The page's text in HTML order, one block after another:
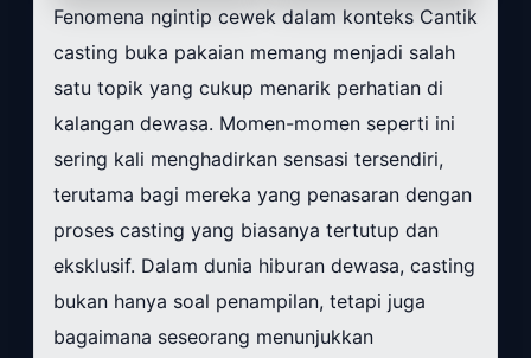
Fenomena ngintip cewek dalam konteks Cantik
casting buka pakaian memang menjadi salah
satu topik yang cukup menarik perhatian di
kalangan dewasa. Momen-momen seperti ini
sering kali menghadirkan sensasi tersendiri,
terutama bagi mereka yang penasaran dengan
proses casting yang biasanya tertutup dan
eksklusif. Dalam dunia hiburan dewasa, casting
bukan hanya soal penampilan, tetapi juga
bagaimana seseorang menunjukkan